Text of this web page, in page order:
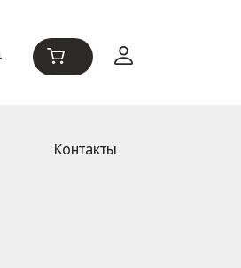
Контакты